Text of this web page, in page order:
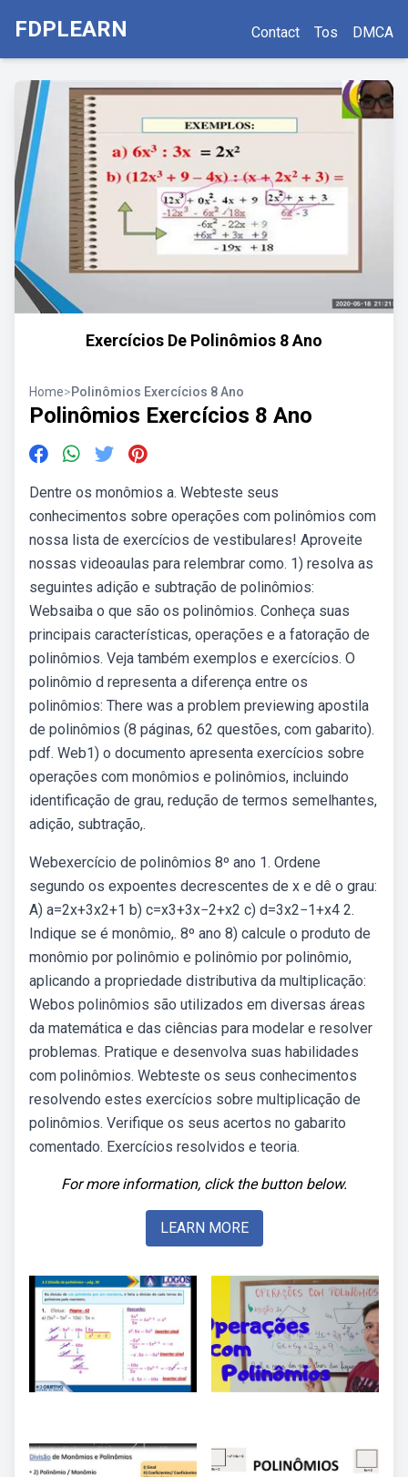
FDPLEARN Contact Tos DMCA
Exercícios De Polinômios 8 Ano
Home>Polinômios Exercícios 8 Ano
Polinômios Exercícios 8 Ano
Dentre os monômios a. Webteste seus
conhecimentos sobre operações com polinômios com
nossa lista de exercícios de vestibulares! Aproveite
nossas videoaulas para relembrar como. 1) resolva as
seguintes adição e subtração de polinômios:
Websaiba o que são os polinômios. Conheça suas
principais características, operações e a fatoração de
polinômios. Veja também exemplos e exercícios. O
polinômio d representa a diferença entre os
polinômios: There was a problem previewing apostila
de polinômios (8 páginas, 62 questões, com gabarito).
pdf. Web1) o documento apresenta exercícios sobre
operações com monômios e polinômios, incluindo
identificação de grau, redução de termos semelhantes,
adição, subtração,.
Webexercício de polinômios 8º ano 1. Ordene
segundo os expoentes decrescentes de x e dê o grau:
A) a=2x+3x2+1 b) c=x3+3x−2+x2 c) d=3x2−1+x4 2.
Indique se é monômio,. 8º ano 8) calcule o produto de
monômio por polinômio e polinômio por polinômio,
aplicando a propriedade distributiva da multiplicação:
Webos polinômios são utilizados em diversas áreas
da matemática e das ciências para modelar e resolver
problemas. Pratique e desenvolva suas habilidades
com polinômios. Webteste os seus conhecimentos
resolvendo estes exercícios sobre multiplicação de
polinômios. Verifique os seus acertos no gabarito
comentado. Exercícios resolvidos e teoria.
For more information, click the button below.
LEARN MORE